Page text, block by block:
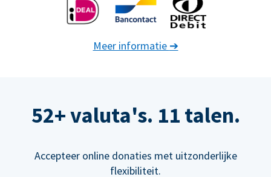
Meer informatie ➔
52+ valuta's. 11 talen.
Accepteer online donaties met uitzonderlijke
flexibiliteit.